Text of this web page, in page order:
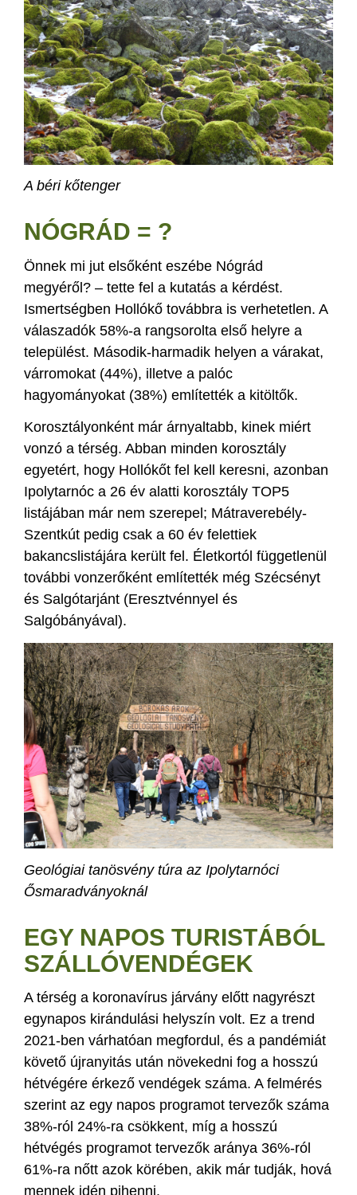
A béri kőtenger
NÓGRÁD = ?
Önnek mi jut elsőként eszébe Nógrád
megyéről? – tette fel a kutatás a kérdést.
Ismertségben Hollókő továbbra is verhetetlen. A
válaszadók 58%-a rangsorolta első helyre a
települést. Második-harmadik helyen a várakat,
várromokat (44%), illetve a palóc
hagyományokat (38%) említették a kitöltők.
Korosztályonként már árnyaltabb, kinek miért
vonzó a térség. Abban minden korosztály
egyetért, hogy Hollókőt fel kell keresni, azonban
Ipolytarnóc a 26 év alatti korosztály TOP5
listájában már nem szerepel; Mátraverebély-
Szentkút pedig csak a 60 év felettiek
bakancslistájára került fel. Életkortól függetlenül
további vonzerőként említették még Szécsényt
és Salgótarjánt (Eresztvénnyel és
Salgóbányával).
Geológiai tanösvény túra az Ipolytarnóci
Ősmaradványoknál
EGY NAPOS TURISTÁBÓL
SZÁLLÓVENDÉGEK
A térség a koronavírus járvány előtt nagyrészt
egynapos kirándulási helyszín volt. Ez a trend
2021-ben várhatóan megfordul, és a pandémiát
követő újranyitás után növekedni fog a hosszú
hétvégére érkező vendégek száma. A felmérés
szerint az egy napos programot tervezők száma
38%-ról 24%-ra csökkent, míg a hosszú
hétvégés programot tervezők aránya 36%-ról
61%-ra nőtt azok körében, akik már tudják, hová
mennek idén pihenni.